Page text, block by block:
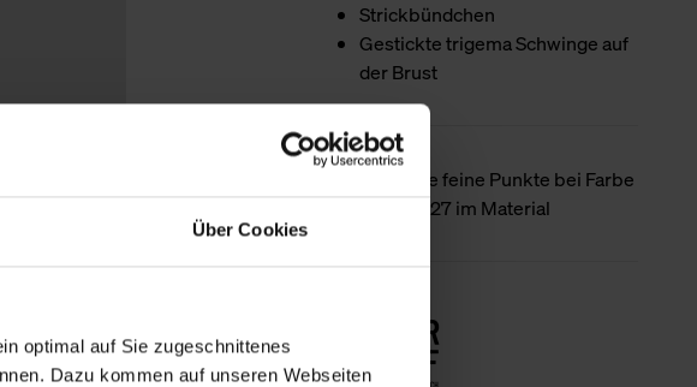
Über Cookies
optimal auf Sie zugeschnittenes
Dazu kommen auf unseren Webseiten
Strickbündchen
Gestickte trigema Schwinge auf
der Brust
Mögliche feine Punkte bei Farbe
natur - 027 im Material